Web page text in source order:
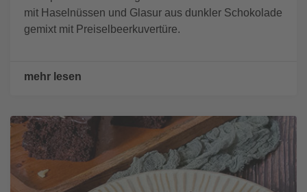
mit Haselnüssen und Glasur aus dunkler Schokolade
gemixt mit Preiselbeerkuvertüre.
mehr lesen